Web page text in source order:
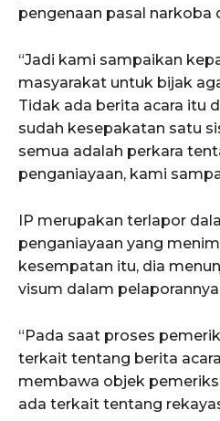
pengenaan pasal narkoba
“Jadi kami sampaikan
masyarakat untuk bijak
Tidak ada berita acara itu
sudah kesepakatan satu
semua adalah perkara
penganiayaan, kami
IP merupakan terlapor
penganiayaan yang
kesempatan itu, dia
visum dalam
“Pada saat proses
terkait tentang berita
membawa objek
ada terkait tentang